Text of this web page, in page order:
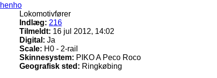
henho
Lokomotivfører
Indlæg: 216
Tilmeldt: 16 jul 2012, 14:02
Digital: Ja
Scale: H0 - 2-rail
Skinnesystem: PIKO A Peco Roco
Geografisk sted: Ringkøbing